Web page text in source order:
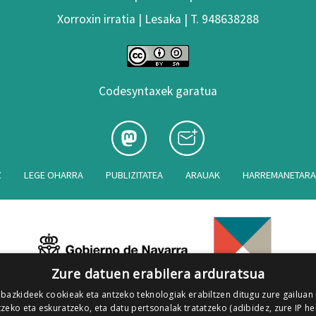
Xorroxin irratia | Lesaka | T. 948638288
Codesyntaxek garatua
LEGE OHARRA PUBLIZITATEA ARAUAK
Zure datuen erabilera arduratsua
cookieak eta antzeko teknologiak erabiltzen ditugu zure
eta eskuratzeko, eta datu pertsonalak tratatzeko (adibidez, zure IP